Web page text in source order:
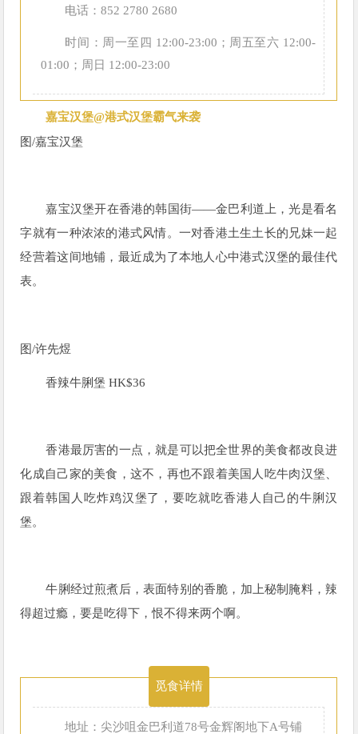
电话：852 2780 2680
时间：周一至四 12:00-23:00；周五至六 12:00-
01:00；周日 12:00-23:00
嘉宝汉堡@港式汉堡霸气来袭
图/嘉宝汉堡
嘉宝汉堡开在香港的韩国街——金巴利道上，光是看名
字就有一种浓浓的港式风情。一对香港土生土长的兄妹一起
经营着这间地铺，最近成为了本地人心中港式汉堡的最佳代
表。
图/许先煜
香辣牛脷堡 HK$36
香港最厉害的一点，就是可以把全世界的美食都改良进
化成自己家的美食，这不，再也不跟着美国人吃牛肉汉堡、
跟着韩国人吃炸鸡汉堡了，要吃就吃香港人自己的牛脷汉
堡。
牛脷经过煎煮后，表面特别的香脆，加上秘制腌料，辣
得超过瘾，要是吃得下，恨不得来两个啊。
觅食详情
地址：尖沙咀金巴利道78号金辉阁地下A号铺